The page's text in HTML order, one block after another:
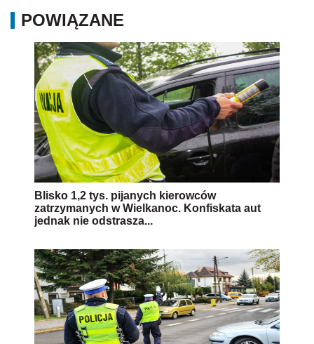
POWIĄZANE
Blisko 1,2 tys. pijanych kierowców
zatrzymanych w Wielkanoc. Konfiskata aut
jednak nie odstrasza...